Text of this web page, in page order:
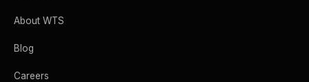
About WTS
Blog
Careers